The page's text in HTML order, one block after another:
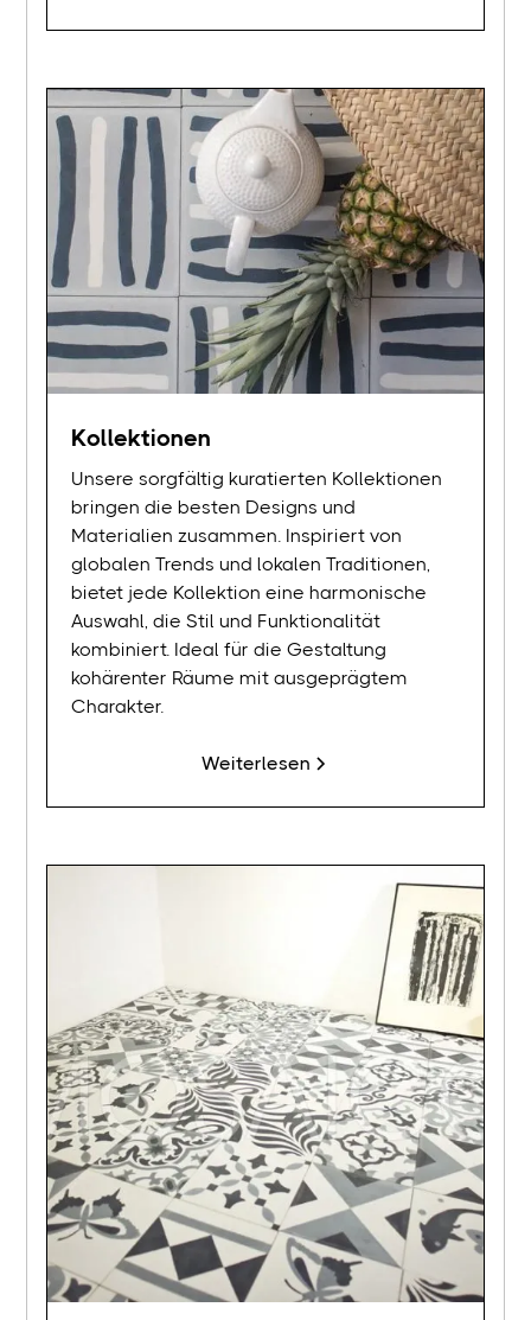
Kollektionen
Unsere sorgfältig kuratierten Kollektionen
bringen die besten Designs und
Materialien zusammen. Inspiriert von
globalen Trends und lokalen Traditionen,
bietet jede Kollektion eine harmonische
Auswahl, die Stil und Funktionalität
kombiniert. Ideal für die Gestaltung
kohärenter Räume mit ausgeprägtem
Charakter.
Weiterlesen